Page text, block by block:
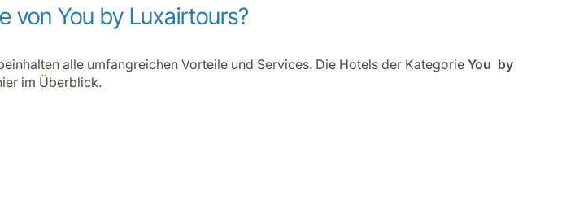
von You by Luxairtours?
alle umfangreichen Vorteile und Services. Die Hotels der Kategorie You by
im Überblick.